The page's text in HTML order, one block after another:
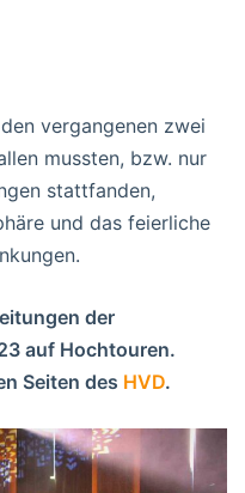
vergangenen zwei
mussten, bzw. nur
stattfanden,
und das feierliche
der
auf Hochtouren.
Seiten des HVD.